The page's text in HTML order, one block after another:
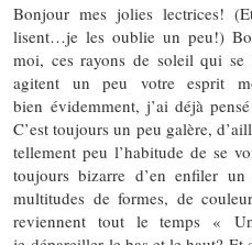
Bonjour mes jolies lectrices!
lisent…je les oublie un peu!)
moi, ces rayons de soleil qui
agitent un peu votre esprit
bien évidemment, j’ai déjà
C’est toujours un peu galère,
tellement peu l’habitude de se
toujours bizarre d’en enfiler
multitudes de formes, de
reviennent tout le temps «